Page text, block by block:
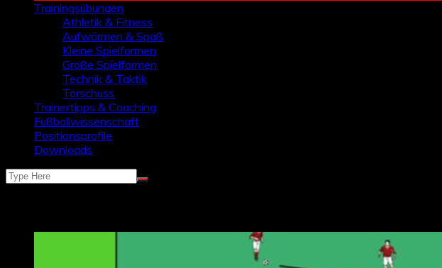
Trainingsübungen
Athletik & Fitness
Aufwärmen & Spaß
Kleine Spielformen
Große Spielformen
Technik & Taktik
Torschuss
Trainertipps & Coaching
Fußballwissenschaft
Positionsprofile
Downloads